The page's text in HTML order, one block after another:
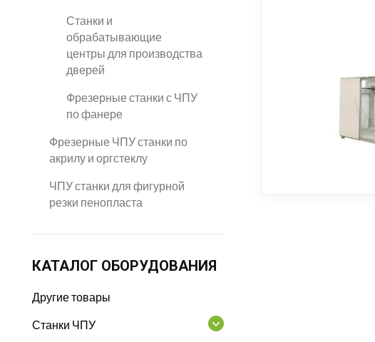
Станки и
обрабатывающие
центры для производства
дверей
Фрезерные станки с ЧПУ
по фанере
Фрезерные ЧПУ станки по
акрилу и оргстеклу
ЧПУ станки для фигурной
резки пенопласта
КАТАЛОГ ОБОРУДОВАНИЯ
Другие товары
Станки ЧПУ